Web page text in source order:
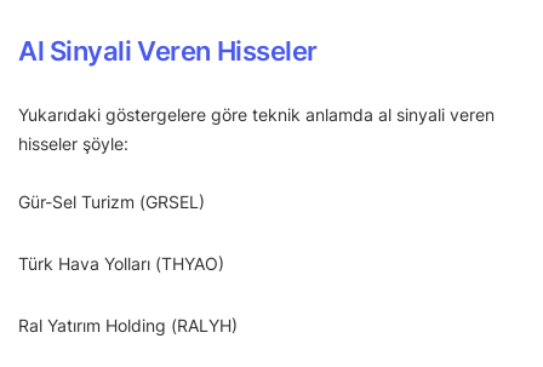
Al Sinyali Veren Hisseler
Yukarıdaki göstergelere göre teknik anlamda al sinyali veren
hisseler şöyle:
Gür-Sel Turizm (GRSEL)
Türk Hava Yolları (THYAO)
Ral Yatırım Holding (RALYH)